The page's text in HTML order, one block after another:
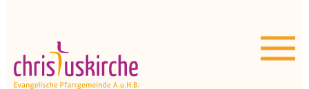
Unser Angebot